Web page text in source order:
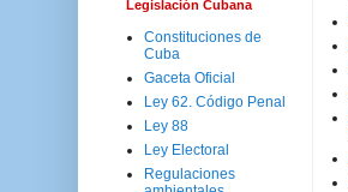
Legislación Cubana
Constituciones de
Cuba
Gaceta Oficial
Ley 62. Código Penal
Ley 88
Ley Electoral
Regulaciones